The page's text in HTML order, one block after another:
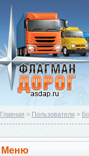
Главная > Пользователи >
Меню